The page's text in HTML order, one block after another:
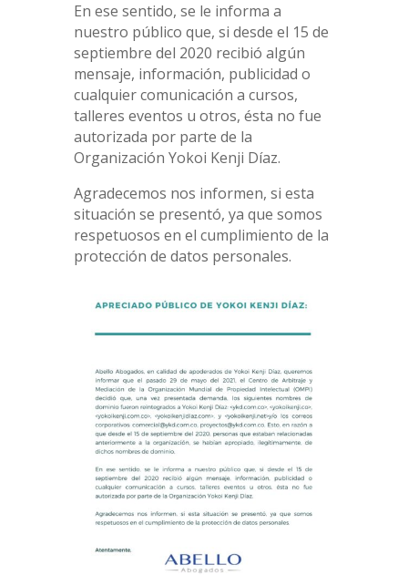
En ese sentido, se le informa a
nuestro público que, si desde el 15 de
septiembre del 2020 recibió algún
mensaje, información, publicidad o
cualquier comunicación a cursos,
talleres eventos u otros, ésta no fue
autorizada por parte de la
Organización Yokoi Kenji Díaz.
Agradecemos nos informen, si esta
situación se presentó, ya que somos
respetuosos en el cumplimiento de la
protección de datos personales.